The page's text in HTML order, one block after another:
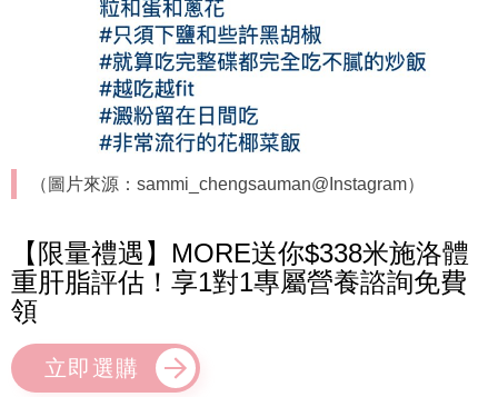
（圖片來源：sammi_chengsauman@Instagram）